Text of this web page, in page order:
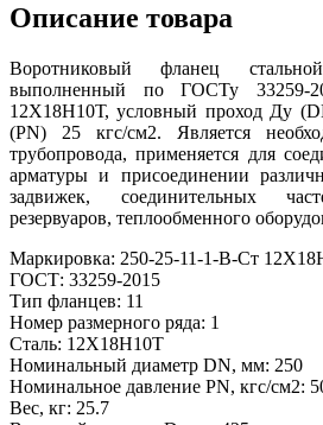
Описание товара
Воротниковый фланец
выполненный по ГОСТу 33259-
12Х18Н10Т, условный проход Ду
(PN) 25 кгс/см2. Является
трубопровода, применяется для
арматуры и присоединении
задвижек, соединительных
резервуаров, теплообменного
Маркировка: 250-25-11-1-В-Ст
ГОСТ: 33259-2015
Тип фланцев: 11
Номер размерного ряда: 1
Сталь: 12Х18Н10Т
Номинальный диаметр DN, мм: 250
Номинальное давление PN, кгс/см2:
Вес, кг: 25.7